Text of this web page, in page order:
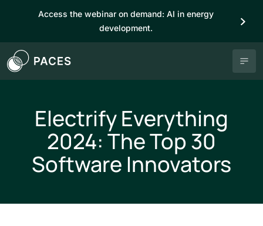
Access the webinar on demand: AI in energy
development.
Electrify Everything
2024: The Top 30
Software Innovators